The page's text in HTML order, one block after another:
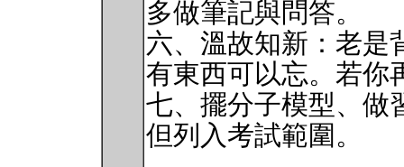
多做筆記與問答。
六、溫故知新：老是
有東西可以忘。若你
七、擺分子模型、做
但列入考試範圍。